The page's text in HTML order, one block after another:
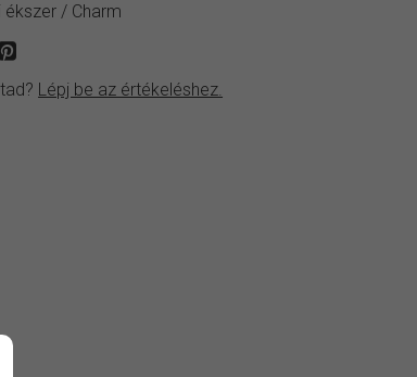
ékszer / Charm
Lépj be az értékeléshez.